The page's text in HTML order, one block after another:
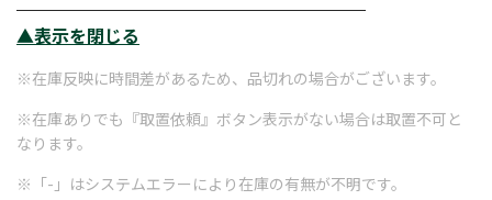
▲表示を閉じる
※在庫反映に時間差があるため、品切れの場合がございます。
※在庫ありでも『取置依頼』ボタン表示がない場合は取置不可と
なります。
※「-」はシステムエラーにより在庫の有無が不明です。